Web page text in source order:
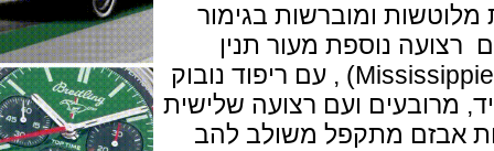
ומוברשות בגימור
נוספת מעור תנין
שחור של מיסיסיפיניס (Mississippiensis alligator) , עם ריפוד נובוק
ועם רצועה שלישית
מתקפל משולב להב